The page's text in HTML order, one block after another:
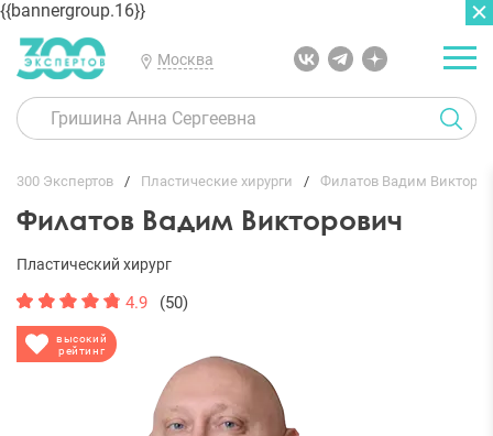
{{bannergroup.16}}
Москва
300 Экспертов Пластические хирурги Филатов Вадим
Филатов Вадим Викторович
высокий
рейтинг
Пластический хирург
4.9 (50)
ГЛАВНАЯ ОТЗЫВЫ